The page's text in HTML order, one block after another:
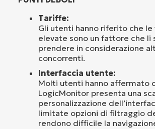
Tariffe:
Gli utenti hanno riferito che
elevate sono un fattore che li
prendere in considerazione
concorrenti.
Interfaccia utente:
Molti utenti hanno affermato
LogicMonitor presenta una
personalizzazione
limitate opzioni di filtraggio
rendono difficile la